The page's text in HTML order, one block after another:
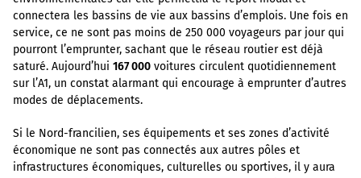
connectera les bassins de vie aux bassins d’emplois. Une fois en
service, ce ne sont pas moins de 250 000 voyageurs par jour qui
pourront l’emprunter, sachant que le réseau routier est déjà
saturé. Aujourd’hui 167 000 voitures circulent quotidiennement
sur l’A1, un constat alarmant qui encourage à emprunter d’autres
modes de déplacements.
Si le Nord-francilien, ses équipements et ses zones d’activité
économique ne sont pas connectés aux autres pôles et
infrastructures économiques, culturelles ou sportives, il y aura